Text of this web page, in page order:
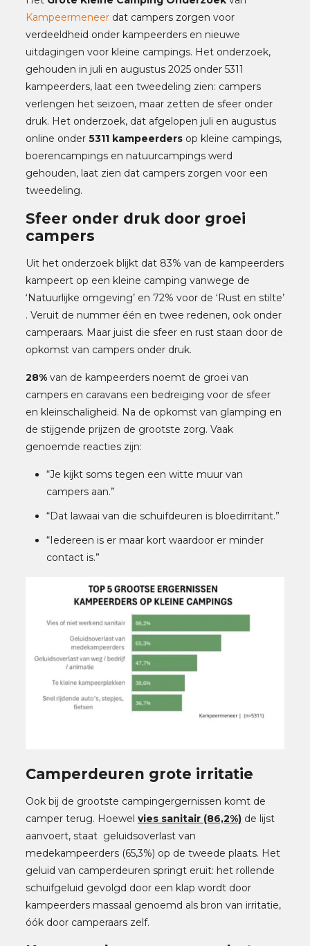
Kampeermeneerdat campers zorgen voor
verdeeldheid onder kampeerders en nieuwe
uitdagingen voor kleine campings. Het onderzoek,
gehouden in juli en augustus 2025 onder 5311
kampeerders, laat een tweedeling zien: campers
verlengen het seizoen, maar zetten de sfeer onder
druk. Het onderzoek, dat afgelopen juli en augustus
online onder 5311 kampeerdersop kleine campings,
boerencampings en natuurcampings werd
gehouden, laat zien dat campers zorgen voor een
tweedeling.
Sfeer onder druk door groei
campers
Uit het onderzoek blijkt dat 83% van de kampeerders
kampeert op een kleine camping vanwege de
‘Natuurlijke omgeving’ en 72% voor de ‘Rust en stilte’
. Veruit de nummer één en twee redenen, ook onder
camperaars. Maar juist die sfeer en rust staan door de
opkomst van campers onder druk.
28%van de kampeerders noemt de groei van
campers en caravans een bedreiging voor de sfeer
en kleinschaligheid. Na de opkomst van glamping en
de stijgende prijzen de grootste zorg. Vaak
genoemde reacties zijn:
“Je kijkt soms tegen een witte muur van
campers aan.”
“Dat lawaai van die schuifdeuren is bloedirritant.”
“Iedereen is er maar kort waardoor er minder
contact is.”
Camperdeuren grote irritatie
Ook bij de grootste campingergernissen komt de
camper terug. Hoewel vies sanitair (86,2%)de lijst
aanvoert, staat geluidsoverlast van
medekampeerders (65,3%) op de tweede plaats. Het
geluid van camperdeuren springt eruit: het rollende
schuifgeluid gevolgd door een klap wordt door
kampeerders massaal genoemd als bron van irritatie,
óók door camperaars zelf.